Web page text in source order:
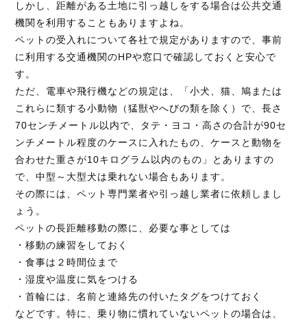
しかし、距離がある土地に引っ越しをする場合は公共交通
機関を利用することもありますよね。
ペットの受入れについて各社で規定がありますので、事前
に利用する交通機関のHPや窓口で確認しておくと安心で
す。
ただ、電車や飛行機などの規定は、「小犬、猫、鳩または
これらに類する小動物（猛獣やへびの類を除く）で、長さ
70センチメートル以内で、タテ・ヨコ・高さの合計が90セ
ンチメートル程度のケースに入れたもの、ケースと動物を
合わせた重さが10キログラム以内のもの」とありますの
で、中型～大型犬は乗れない場合もあります。
その際には、ペット専門業者や引っ越し業者に依頼しまし
ょう。
ペットの長距離移動の際に、必要な事としては
・移動の練習をしておく
・食事は２時間位まで
・湿度や温度に気をつける
・首輪には、名前と連絡先の付いたタグをつけておく
などです。特に、乗り物に慣れていないペットの場合は、